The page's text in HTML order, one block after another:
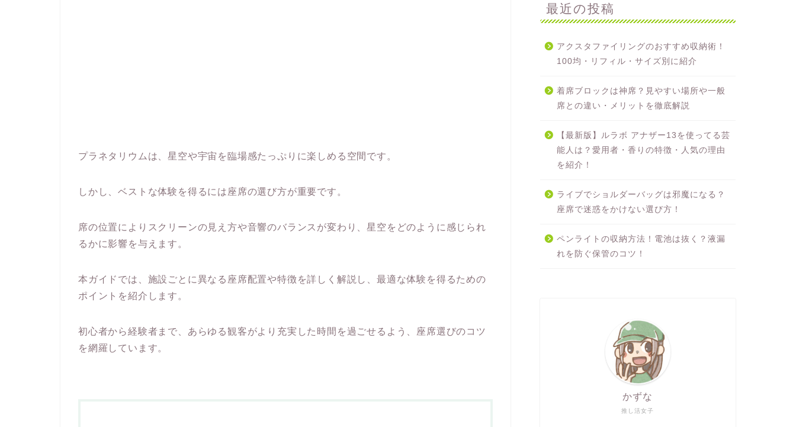
プラネタリウムは、星空や宇宙を臨場感たっぷりに楽しめる空間です。
しかし、ベストな体験を得るには座席の選び方が重要です。
席の位置によりスクリーンの見え方や音響のバランスが変わり、星空をどのように感じられ
るかに影響を与えます。
本ガイドでは、施設ごとに異なる座席配置や特徴を詳しく解説し、最適な体験を得るための
ポイントを紹介します。
初心者から経験者まで、あらゆる観客がより充実した時間を過ごせるよう、座席選びのコツ
を網羅しています。
最近の投稿
アクスタファイリングのおすすめ収納術！
100均・リフィル・サイズ別に紹介
着席ブロックは神席？見やすい場所や一般
席との違い・メリットを徹底解説
【最新版】ルラボ アナザー13を使ってる芸
能人は？愛用者・香りの特徴・人気の理由
を紹介！
ライブでショルダーバッグは邪魔になる？
座席で迷惑をかけない選び方！
ペンライトの収納方法！電池は抜く？液漏
れを防ぐ保管のコツ！
推し活女子
かずな